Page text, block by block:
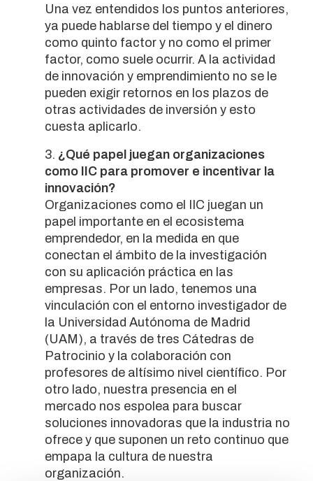
Una vez entendidos los puntos anteriores,
ya puede hablarse del tiempo y el dinero
como quinto factor y no como el primer
factor, como suele ocurrir. A la actividad
de innovación y emprendimiento no se le
pueden exigir retornos en los plazos de
otras actividades de inversión y esto
cuesta aplicarlo.
¿Qué papel juegan organizaciones
como IIC para promover e incentivar la
innovación?
Organizaciones como el IIC juegan un
papel importante en el ecosistema
emprendedor, en la medida en que
conectan el ámbito de la investigación
con su aplicación práctica en las
empresas. Por un lado, tenemos una
vinculación con el entorno investigador de
la Universidad Autónoma de Madrid
(UAM), a través de tres Cátedras de
Patrocinio y la colaboración con
profesores de altísimo nivel científico. Por
otro lado, nuestra presencia en el
mercado nos espolea para buscar
soluciones innovadoras que la industria no
ofrece y que suponen un reto continuo que
empapa la cultura de nuestra
organización.